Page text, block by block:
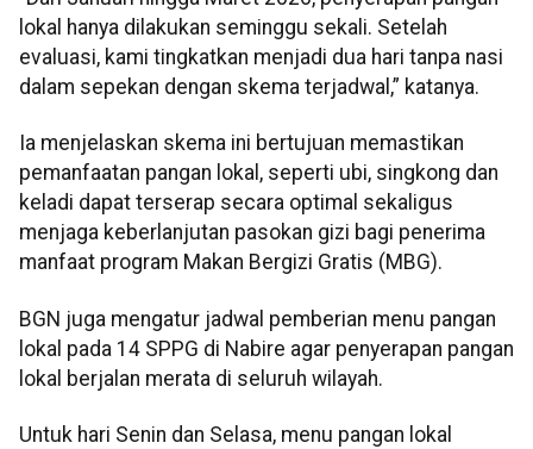
lokal hanya dilakukan seminggu sekali. Setelah
evaluasi, kami tingkatkan menjadi dua hari tanpa nasi
dalam sepekan dengan skema terjadwal,” katanya.
Ia menjelaskan skema ini bertujuan memastikan
pemanfaatan pangan lokal, seperti ubi, singkong dan
keladi dapat terserap secara optimal sekaligus
menjaga keberlanjutan pasokan gizi bagi penerima
manfaat program Makan Bergizi Gratis (MBG).
BGN juga mengatur jadwal pemberian menu pangan
lokal pada 14 SPPG di Nabire agar penyerapan pangan
lokal berjalan merata di seluruh wilayah.
Untuk hari Senin dan Selasa, menu pangan lokal